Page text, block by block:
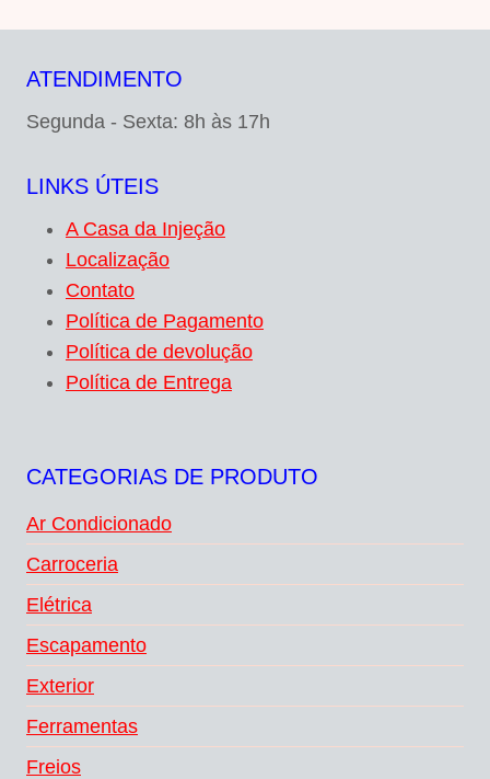
ATENDIMENTO
Segunda - Sexta: 8h às 17h
LINKS ÚTEIS
A Casa da Injeção
Localização
Contato
Política de Pagamento
Política de devolução
Política de Entrega
CATEGORIAS DE PRODUTO
Ar Condicionado
Carroceria
Elétrica
Escapamento
Exterior
Ferramentas
Freios